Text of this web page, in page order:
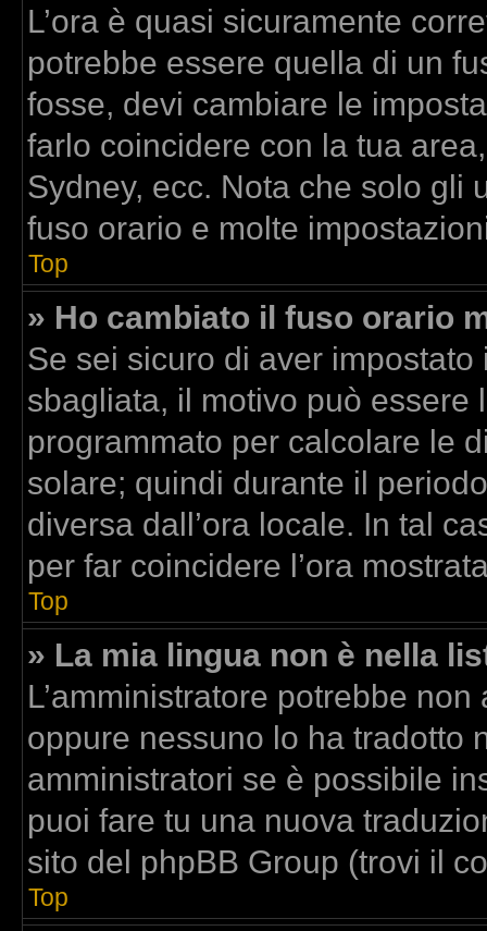
L’ora è quasi sicuramente
potrebbe essere quella di un
fosse, devi cambiare le
farlo coincidere con la tua
Sydney, ecc. Nota che solo gli
fuso orario e molte
Top
» Ho cambiato il fuso orario
Se sei sicuro di aver
sbagliata, il motivo può essere
programmato per calcolare le
solare; quindi durante il
diversa dall’ora locale. In tal
per far coincidere l’ora
Top
» La mia lingua non è nella
L’amministratore potrebbe
oppure nessuno lo ha tradotto
amministratori se è possibile
puoi fare tu una nuova
sito del phpBB Group (trovi il
Top